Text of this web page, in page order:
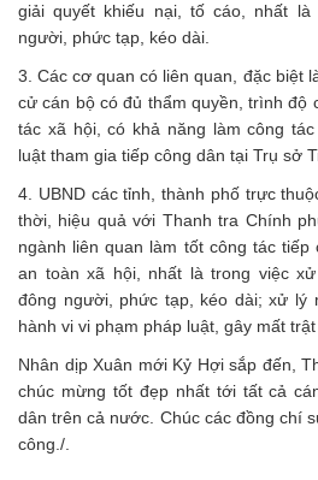
giải quyết khiếu nại, tố cáo, nhất
người, phức tạp, kéo dài.
3. Các cơ quan có liên quan, đặc biệt
cử cán bộ có đủ thẩm quyền, trình độ
tác xã hội, có khả năng làm công
luật tham gia tiếp công dân tại Trụ sở
4. UBND các tỉnh, thành phố trực
thời, hiệu quả với Thanh tra Chính
ngành liên quan làm tốt công tác
an toàn xã hội, nhất là trong việc
đông người, phức tạp, kéo dài; xử lý
hành vi vi phạm pháp luật, gây mất trật
Nhân dịp Xuân mới Kỷ Hợi sắp đến,
chúc mừng tốt đẹp nhất tới tất cả
dân trên cả nước. Chúc các đồng chí
công./.